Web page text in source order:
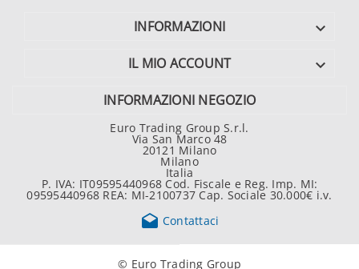
INFORMAZIONI 
IL MIO ACCOUNT 
INFORMAZIONI NEGOZIO
Euro Trading Group S.r.l.
Via San Marco 48
20121 Milano
Milano
Italia
P. IVA: IT09595440968 Cod. Fiscale e Reg. Imp. MI:
09595440968 REA: MI-2100737 Cap. Sociale 30.000€ i.v.
 Contattaci
© Euro Trading Group